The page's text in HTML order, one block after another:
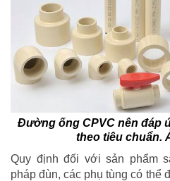
Đường ống CPVC nên đáp
theo tiêu chuẩn.
Quy định đối với sản phẩm
pháp đùn, các phụ tùng có thể